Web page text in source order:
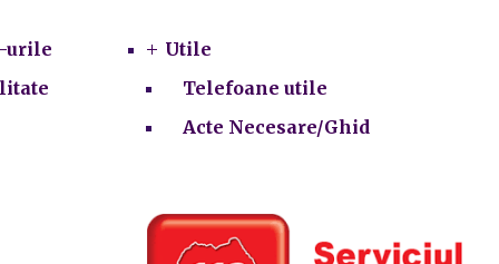
urile
Utile
Telefoane utile
Acte Necesare/Ghid